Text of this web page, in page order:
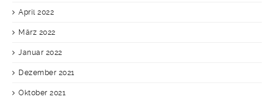
April 2022
März 2022
Januar 2022
Dezember 2021
Oktober 2021